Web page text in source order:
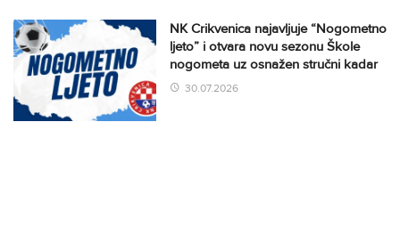
NK Crikvenica najavljuje “Nogometno
ljeto” i otvara novu sezonu Škole
nogometa uz osnažen stručni kadar
30.07.2026